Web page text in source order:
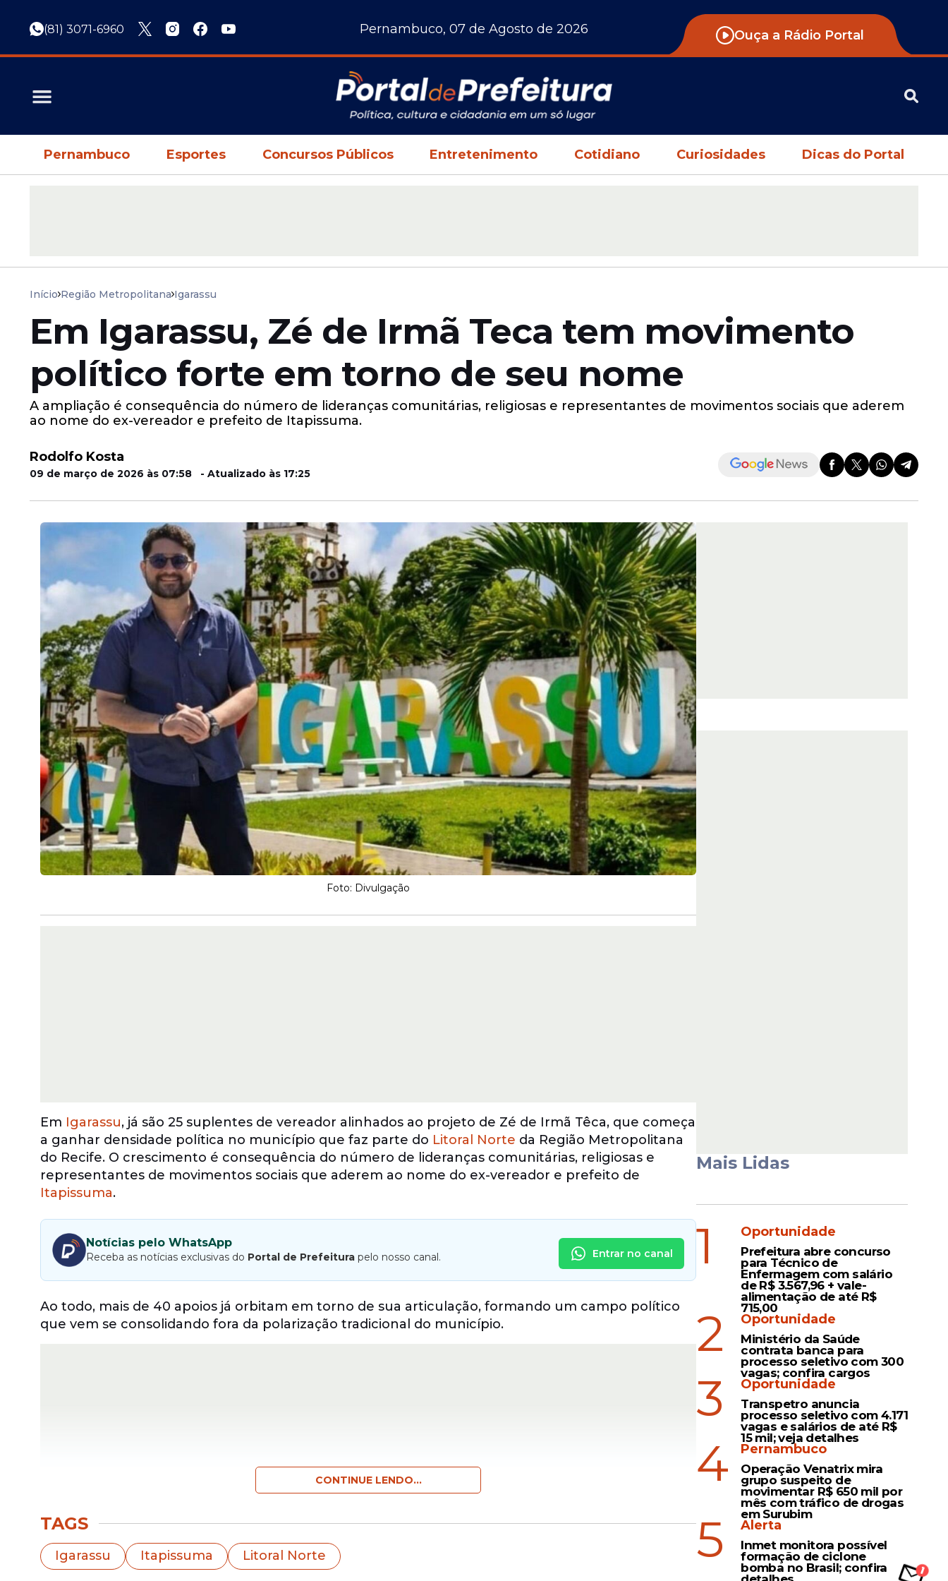
(81) 3071-6960 Pernambuco, 07 de Agosto de 2026 Ouça a Rádio Portal
Pernambuco Esportes Concursos Públicos Entretenimento Cotidiano Curiosidades Dicas do Portal
Início Região Metropolitana Igarassu
Em Igarassu, Zé de Irmã Teca tem movimento
político forte em torno de seu nome
A ampliação é consequência do número de lideranças comunitárias, religiosas e representantes de movimentos sociais que aderem
ao nome do ex-vereador e prefeito de Itapissuma.
Rodolfo Kosta
09 de março de 2026 às 07:58 - Atualizado às 17:25
Foto: Divulgação
Em Igarassu, já são 25 suplentes de vereador alinhados ao projeto de Zé de Irmã Têca, que começa
a ganhar densidade política no município que faz parte do Litoral Norte da Região Metropolitana
do Recife. O crescimento é consequência do número de lideranças comunitárias, religiosas e
representantes de movimentos sociais que aderem ao nome do ex-vereador e prefeito de
Itapissuma.
Notícias pelo WhatsApp
Receba as notícias exclusivas do Portal de Prefeitura pelo nosso canal. Entrar no canal
Ao todo, mais de 40 apoios já orbitam em torno de sua articulação, formando um campo político
que vem se consolidando fora da polarização tradicional do município.
Em um cenário marcado pela disputa entre os grupos do ex-prefeito de Igarassu e atual
deputado estadual Mário Ricardo e o Secretário de Governo de Igarassu, César Ramos, Zé aparece
CONTINUE LENDO...
TAGS
Igarassu Itapissuma Litoral Norte
Mais Lidas
1 Oportunidade
Prefeitura abre concurso
para Técnico de
Enfermagem com salário
de R$ 3.567,96 + vale-
alimentação de até R$
715,00
2 Oportunidade
Ministério da Saúde
contrata banca para
processo seletivo com 300
vagas; confira cargos
3 Oportunidade
Transpetro anuncia
processo seletivo com 4.171
vagas e salários de até R$
15 mil; veja detalhes
4 Pernambuco
Operação Venatrix mira
grupo suspeito de
movimentar R$ 650 mil por
mês com tráfico de drogas
em Surubim
5 Alerta
Inmet monitora possível
formação de ciclone
bomba no Brasil; confira